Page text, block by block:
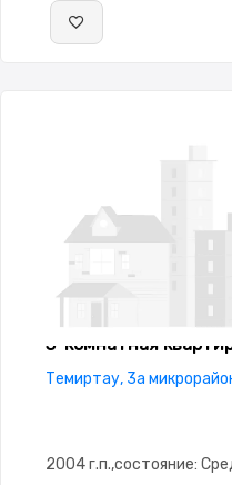
3-комнатная
Темиртау, 3а
2004 г.п.,состояние: